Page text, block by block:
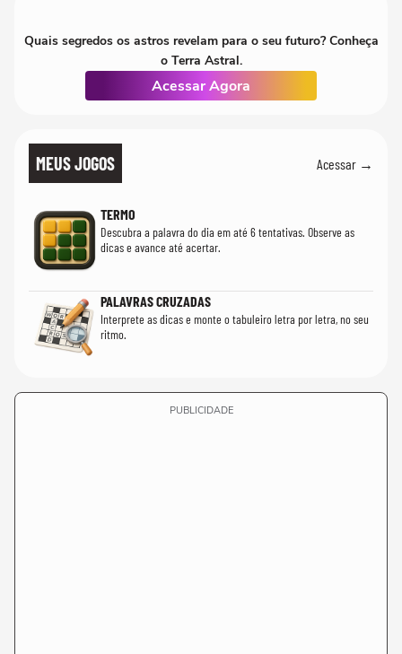
Quais segredos os astros revelam para o seu futuro? Conheça
o Terra Astral.
Acessar Agora
MEUS JOGOS Acessar →
TERMO
Descubra a palavra do dia em até 6 tentativas. Observe as
dicas e avance até acertar.
PALAVRAS CRUZADAS
Interprete as dicas e monte o tabuleiro letra por letra, no seu
ritmo.
PUBLICIDADE